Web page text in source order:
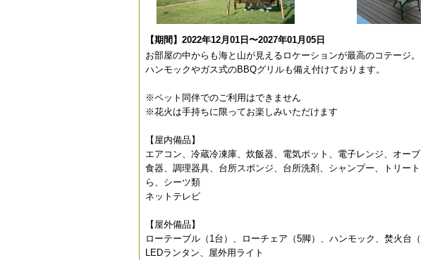
【期間】2022年12月01日〜2027年01月05日
お部屋の中からも海と山が見えるロケーションが最高のコテージ。
ハンモックやガス式のBBQグリルも備え付けております。
※ペット同伴でのご利用はできません
※花火は手持ちに限ってお楽しみいただけます
【屋内備品】
エアコン、冷蔵冷凍庫、炊飯器、電気ポット、電子レンジ、オー
食器、調理器具、台所スポンジ、台所洗剤、シャンプー、トリー
ら、シーツ類
ネットテレビ
【屋外備品】
ローテーブル（1台）、ローチェア（5脚）、ハンモック、焚火台
LEDランタン、屋外用ライト